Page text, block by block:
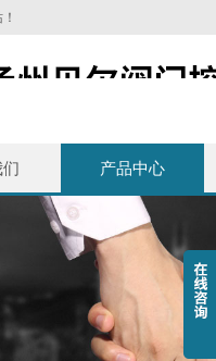
产品中心